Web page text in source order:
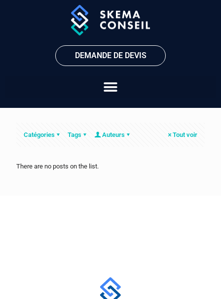
DEMANDE DE DEVIS
Catégories Tags Auteurs Tout voir
There are no posts on the list.